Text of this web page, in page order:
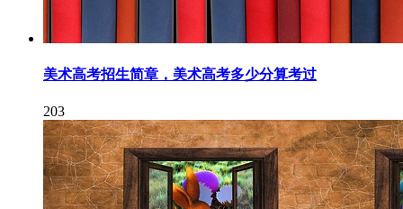
美术高考招生简章，美术高考多少分算考过
203